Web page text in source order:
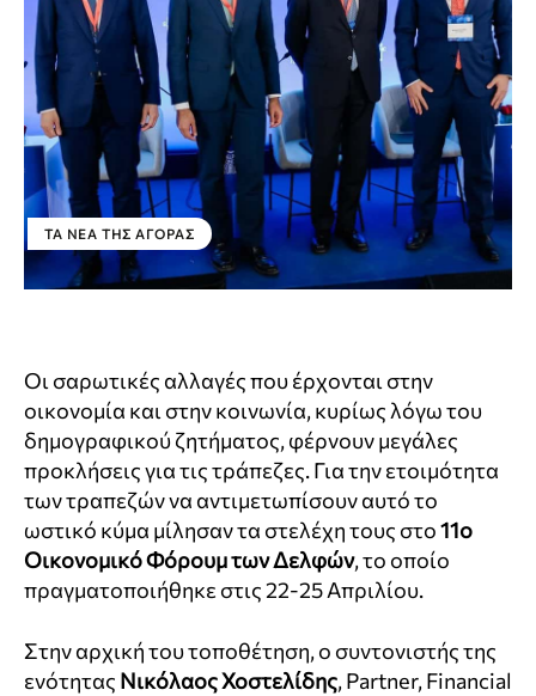
ΤΑ ΝΈΑ ΤΗΣ ΑΓΟΡΆΣ
Οι σαρωτικές αλλαγές που έρχονται στην
οικονομία και στην κοινωνία, κυρίως λόγω του
δημογραφικού ζητήματος, φέρνουν μεγάλες
προκλήσεις για τις τράπεζες. Για την ετοιμότητα
των τραπεζών να αντιμετωπίσουν αυτό το
ωστικό κύμα μίλησαν τα στελέχη τους στο11ο
Οικονομικό Φόρουμ των Δελφών, το οποίο
πραγματοποιήθηκε στις 22-25 Απριλίου.
Στην αρχική του τοποθέτηση, ο συντονιστής της
ενότητας Νικόλαος Χοστελίδης, Partner, Financial